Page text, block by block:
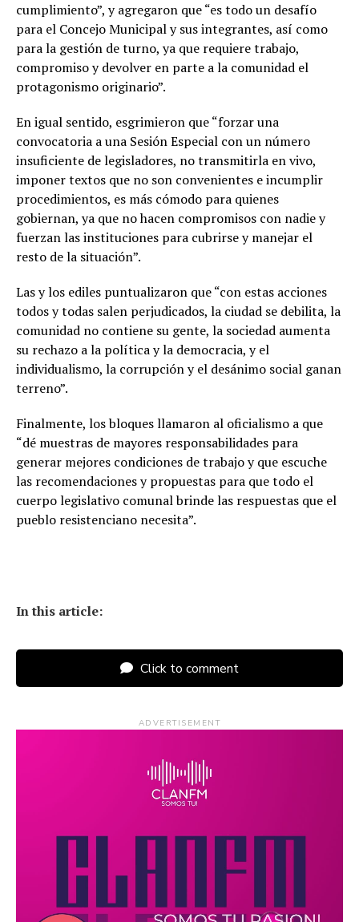
cumplimiento”, y agregaron que “es todo un desafío
para el Concejo Municipal y sus integrantes, así como
para la gestión de turno, ya que requiere trabajo,
compromiso y devolver en parte a la comunidad el
protagonismo originario”.
En igual sentido, esgrimieron que “forzar una
convocatoria a una Sesión Especial con un número
insuficiente de legisladores, no transmitirla en vivo,
imponer textos que no son convenientes e incumplir
procedimientos, es más cómodo para quienes
gobiernan, ya que no hacen compromisos con nadie y
fuerzan las instituciones para cubrirse y manejar el
resto de la situación”.
Las y los ediles puntualizaron que “con estas acciones
todos y todas salen perjudicados, la ciudad se debilita, la
comunidad no contiene su gente, la sociedad aumenta
su rechazo a la política y la democracia, y el
individualismo, la corrupción y el desánimo social ganan
terreno”.
Finalmente, los bloques llamaron al oficialismo a que
“dé muestras de mayores responsabilidades para
generar mejores condiciones de trabajo y que escuche
las recomendaciones y propuestas para que todo el
cuerpo legislativo comunal brinde las respuestas que el
pueblo resistenciano necesita”.
In this article:
Click to comment
ADVERTISEMENT